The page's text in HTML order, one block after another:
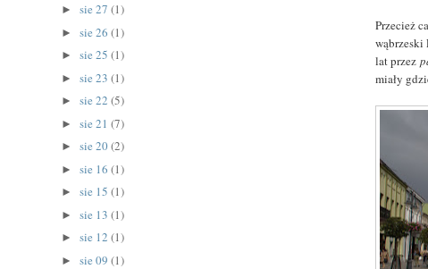
Przecież
lat przez
miały
► sie 27 (1)
► sie 26 (1)
► sie 25 (1)
► sie 23 (1)
► sie 22 (5)
► sie 21 (7)
► sie 20(2)
► sie 16 (1)
► sie 15 (1)
► sie 13 (1)
► sie 12 (1)
► sie 09 (1)